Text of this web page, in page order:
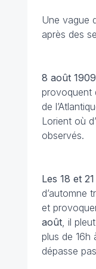
Une vague
après des
8 août 1909
provoquent
de
Lorient où
observés.
Les 18 et
d’automne
et
août, il
plus de 16h
dépasse